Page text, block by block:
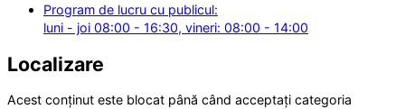
Program de lucru cu publicul:
luni - joi 08:00 - 16:30, vineri: 08:00 - 14:00
Localizare
Acest conținut este blocat până când acceptați categoria